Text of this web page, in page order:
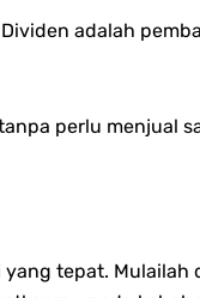
adalah
perlu menjual
tepat. Mulailah